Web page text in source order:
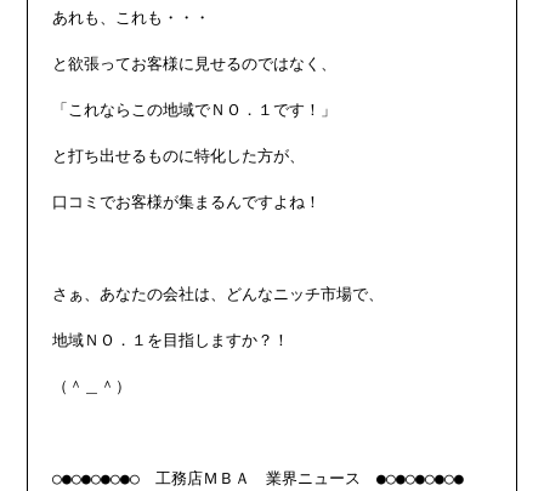
あれも、これも・・・
と欲張ってお客様に見せるのではなく、
「これならこの地域でＮＯ．１です！」
と打ち出せるものに特化した方が、
口コミでお客様が集まるんですよね！
さぁ、あなたの会社は、どんなニッチ市場で、
地域ＮＯ．１を目指しますか？！
（＾＿＾）
○●○●○●○●○　工務店ＭＢＡ　業界ニュース　●○●○●○●○●